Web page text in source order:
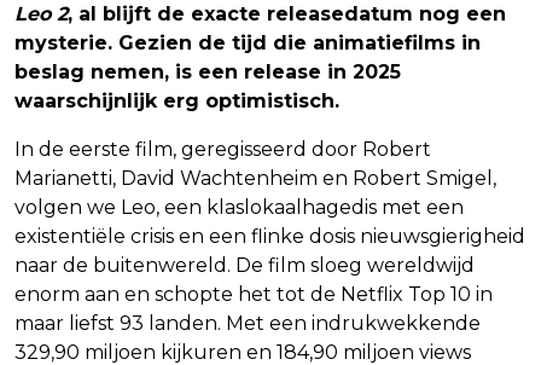
Leo 2, al blijft de exacte releasedatum nog een
mysterie. Gezien de tijd die animatiefilms in
beslag nemen, is een release in 2025
waarschijnlijk erg optimistisch.
In de eerste film, geregisseerd door Robert
Marianetti, David Wachtenheim en Robert Smigel,
volgen we Leo, een klaslokaalhagedis met een
existentiële crisis en een flinke dosis nieuwsgierigheid
naar de buitenwereld. De film sloeg wereldwijd
enorm aan en schopte het tot de Netflix Top 10 in
maar liefst 93 landen. Met een indrukwekkende
329,90 miljoen kijkuren en 184,90 miljoen views